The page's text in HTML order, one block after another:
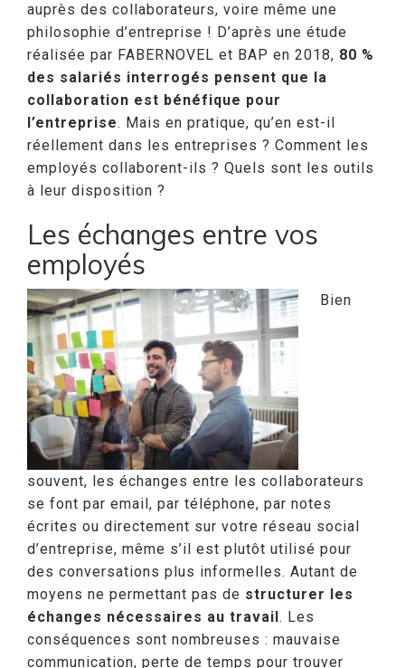
auprès des collaborateurs, voire même une
philosophie d’entreprise ! D’après une étude
réalisée par FABERNOVEL et BAP en 2018, 80 %
des salariés interrogés pensent que la
collaboration est bénéfique pour
l’entreprise. Mais en pratique, qu’en est-il
réellement dans les entreprises ? Comment les
employés collaborent-ils ? Quels sont les outils
à leur disposition ?
Les échanges entre vos
employés
Bien
souvent, les échanges entre les collaborateurs
se font par email, par téléphone, par notes
écrites ou directement sur votre réseau social
d’entreprise, même s’il est plutôt utilisé pour
des conversations plus informelles. Autant de
moyens ne permettant pas de structurer les
échanges nécessaires au travail. Les
conséquences sont nombreuses : mauvaise
communication, perte de temps pour trouver